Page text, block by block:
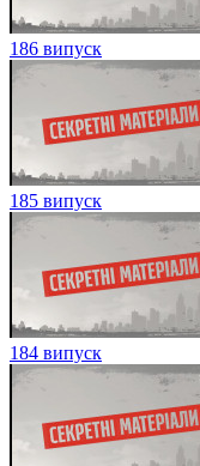
186 випуск
185 випуск
184 випуск